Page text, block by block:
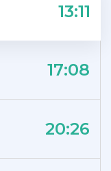
13:11
17:08
20:26